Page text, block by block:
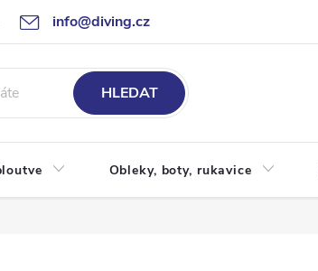
info@diving.cz
podmínky Reklamace
HLEDAT
Obleky, boty, rukavice